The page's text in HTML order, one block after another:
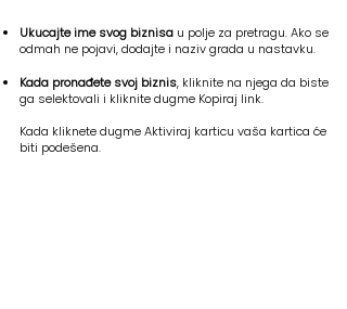
Ukucajte ime svog biznisa u polje za pretragu. Ako se
odmah ne pojavi, dodajte i naziv grada u nastavku.
Kada pronađete svoj biznis, kliknite na njega da biste
ga selektovali i kliknite dugme Kopiraj link.
Kada kliknete dugme Aktiviraj karticu vaša kartica će
biti podešena.